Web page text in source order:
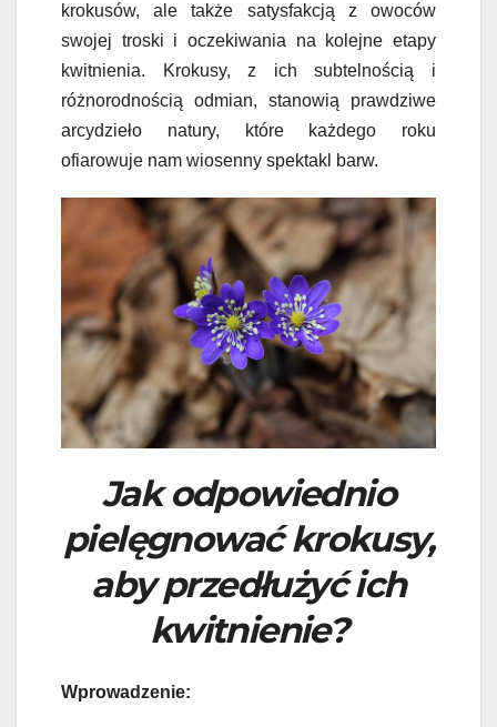
krokusów, ale także satysfakcją z owoców
swojej troski i oczekiwania na kolejne etapy
kwitnienia. Krokusy, z ich subtelnością i
różnorodnością odmian, stanowią prawdziwe
arcydzieło natury, które każdego roku
ofiarowuje nam wiosenny spektakl barw.
Jak odpowiednio
pielęgnować krokusy,
aby przedłużyć ich
kwitnienie?
Wprowadzenie: